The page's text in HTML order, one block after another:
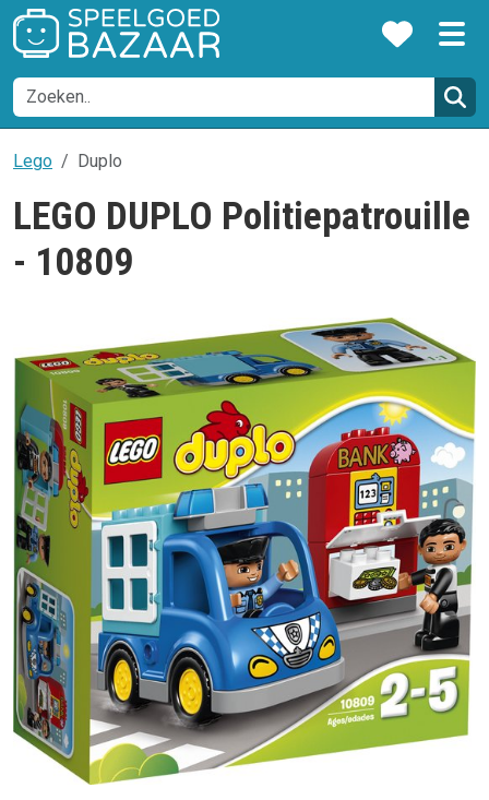
Lego Duplo
LEGO DUPLO Politiepatrouille
- 10809